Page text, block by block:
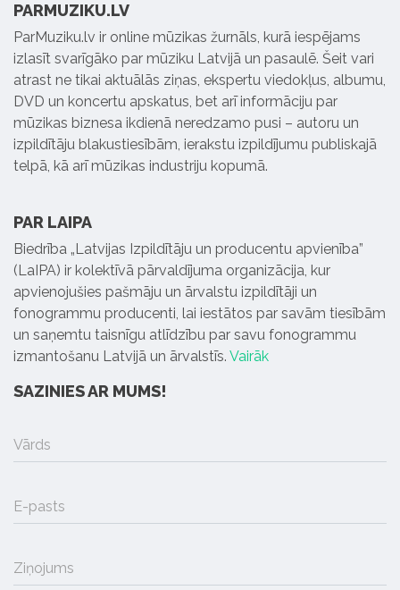
PARMUZIKU.LV
ParMuziku.lv ir online mūzikas žurnāls, kurā iespējams
izlasīt svarīgāko par mūziku Latvijā un pasaulē. Šeit vari
atrast ne tikai aktuālās ziņas, ekspertu viedokļus, albumu,
DVD un koncertu apskatus, bet arī informāciju par
mūzikas biznesa ikdienā neredzamo pusi – autoru un
izpildītāju blakustiesībām, ierakstu izpildījumu publiskajā
telpā, kā arī mūzikas industriju kopumā.
PAR LAIPA
Biedrība „Latvijas Izpildītāju un producentu apvienība”
(LaIPA) ir kolektīvā pārvaldījuma organizācija, kur
apvienojušies pašmāju un ārvalstu izpildītāji un
fonogrammu producenti, lai iestātos par savām tiesībām
un saņemtu taisnīgu atlīdzību par savu fonogrammu
izmantošanu Latvijā un ārvalstīs. Vairāk
SAZINIES AR MUMS!
Vārds
E-pasts
Ziņojums